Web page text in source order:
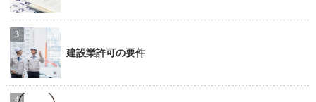
建設業許可の要件